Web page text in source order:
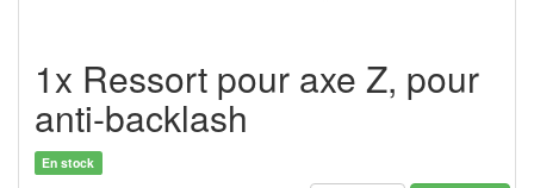
1x Ressort pour axe Z, pour
anti-backlash
En stock